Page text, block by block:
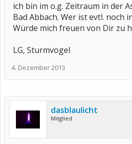
ich bin im o.g. Zeitraum in der
Bad Abbach. Wer ist evtl. noch
Würde mich freuen von Dir zu
LG, Sturmvogel
4. Dezember 2013
dasblaulicht
Mitglied